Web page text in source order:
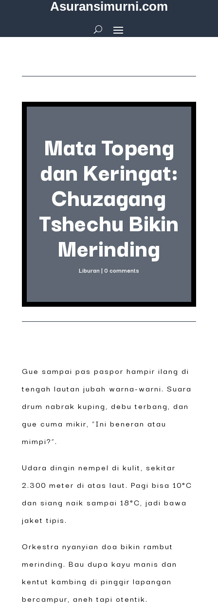
Asuransimurni.com
Mata Topeng
dan Keringat:
Chuzagang
Tshechu Bikin
Merinding
Liburan | 0 comments
Gue sampai pas paspor hampir ilang di
tengah lautan jubah warna-warni. Suara
drum nabrak kuping, debu terbang, dan
gue cuma mikir, “Ini beneran atau
mimpi?”.
Udara dingin nempel di kulit, sekitar
2.300 meter di atas laut. Pagi bisa 10°C
dan siang naik sampai 18°C, jadi bawa
jaket tipis.
Orkestra nyanyian doa bikin rambut
merinding. Bau dupa kayu manis dan
kentut kambing di pinggir lapangan
bercampur, aneh tapi otentik.